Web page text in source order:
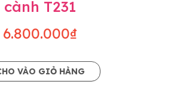
cành T231
6.800.000₫
VÀO GIỎ HÀNG